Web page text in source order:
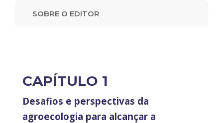
SOBRE O EDITOR
CAPÍTULO 1
Desafios e perspectivas da
agroecologia para alcançar a